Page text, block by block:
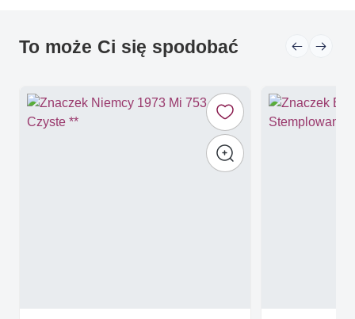
To może Ci się spodobać